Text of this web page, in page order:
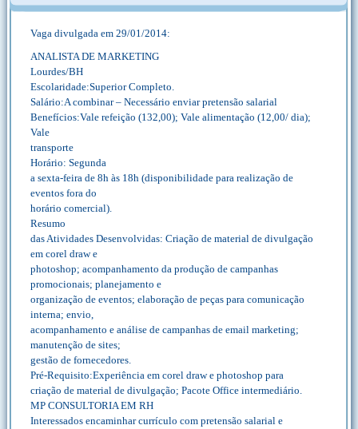
Vaga divulgada em 29/01/2014:
ANALISTA DE MARKETING
Lourdes/BH
Escolaridade:Superior Completo.
Salário:A combinar – Necessário enviar pretensão salarial
Benefícios:Vale refeição (132,00); Vale alimentação (12,00/ dia);
Vale
transporte
Horário: Segunda
a sexta-feira de 8h às 18h (disponibilidade para realização de
eventos fora do
horário comercial).
Resumo
das Atividades Desenvolvidas: Criação de material de divulgação
em corel draw e
photoshop; acompanhamento da produção de campanhas
promocionais; planejamento e
organização de eventos; elaboração de peças para comunicação
interna; envio,
acompanhamento e análise de campanhas de email marketing;
manutenção de sites;
gestão de fornecedores.
Pré-Requisito:Experiência em corel draw e photoshop para
criação de material de divulgação; Pacote Office intermediário.
MP CONSULTORIA EM RH
Interessados encaminhar currículo com pretensão salarial e